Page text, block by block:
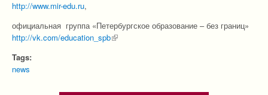
http://www.mir-edu.ru,
официальная группа «Петербургское образование – без границ»
http://vk.com/education_spb(link is external)
Tags:
news